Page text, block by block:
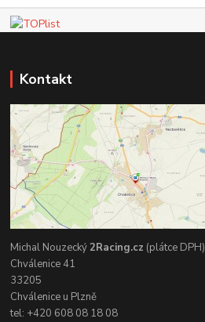
Kontakt
Michal Nouzecký2Racing.cz (plátce DPH)
Chválenice 41
33205
Chválenice u Plzně
tel: +420 608 08 18 08